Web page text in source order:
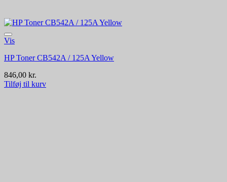
Vis
HP Toner CB542A / 125A Yellow
846,00 kr.
Tilføj til kurv